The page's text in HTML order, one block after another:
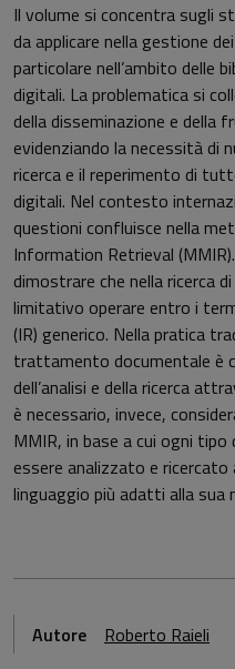
Il volume si concentra sugli
da applicare nella gestione
particolare nell’ambito delle
digitali. La problematica si
della disseminazione e della
evidenziando la necessità di
ricerca e il reperimento di
digitali. Nel contesto
questioni confluisce nella
Information Retrieval
dimostrare che nella ricerca
limitativo operare entro i
(IR) generico. Nella pratica
trattamento documentale è
dell’analisi e della ricerca
è necessario, invece,
MMIR, in base a cui ogni
essere analizzato e
linguaggio più adatti alla sua
Autore Roberto Raieli